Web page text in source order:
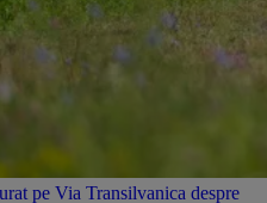
pe Via Transilvanica despre